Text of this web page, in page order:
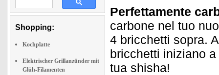
Shopping:
Kochplatte
Elektrischer Grillanzünder mit
Glüh-Filamenten
Perfettamente
carbone nel tuo
4 bricchetti sopra.
bricchetti iniziano
tua shisha!